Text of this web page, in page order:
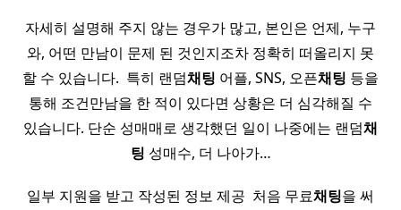
자세히 설명해 주지 않는 경우가 많고, 본인은 언제, 누구
와, 어떤 만남이 문제 된 것인지조차 정확히 떠올리지 못
할 수 있습니다. ​ 특히 랜덤채팅 어플, SNS, 오픈채팅 등을
통해 조건만남을 한 적이 있다면 상황은 더 심각해질 수
있습니다. 단순 성매매로 생각했던 일이 나중에는 랜덤채
팅 성매수, 더 나아가…
일부 지원을 받고 작성된 정보 제공 ​ 처음 무료채팅을 써